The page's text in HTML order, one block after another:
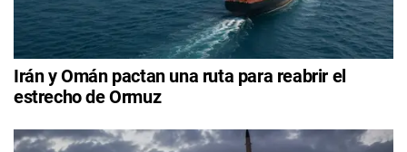
Irán y Omán pactan una ruta para reabrir el
estrecho de Ormuz